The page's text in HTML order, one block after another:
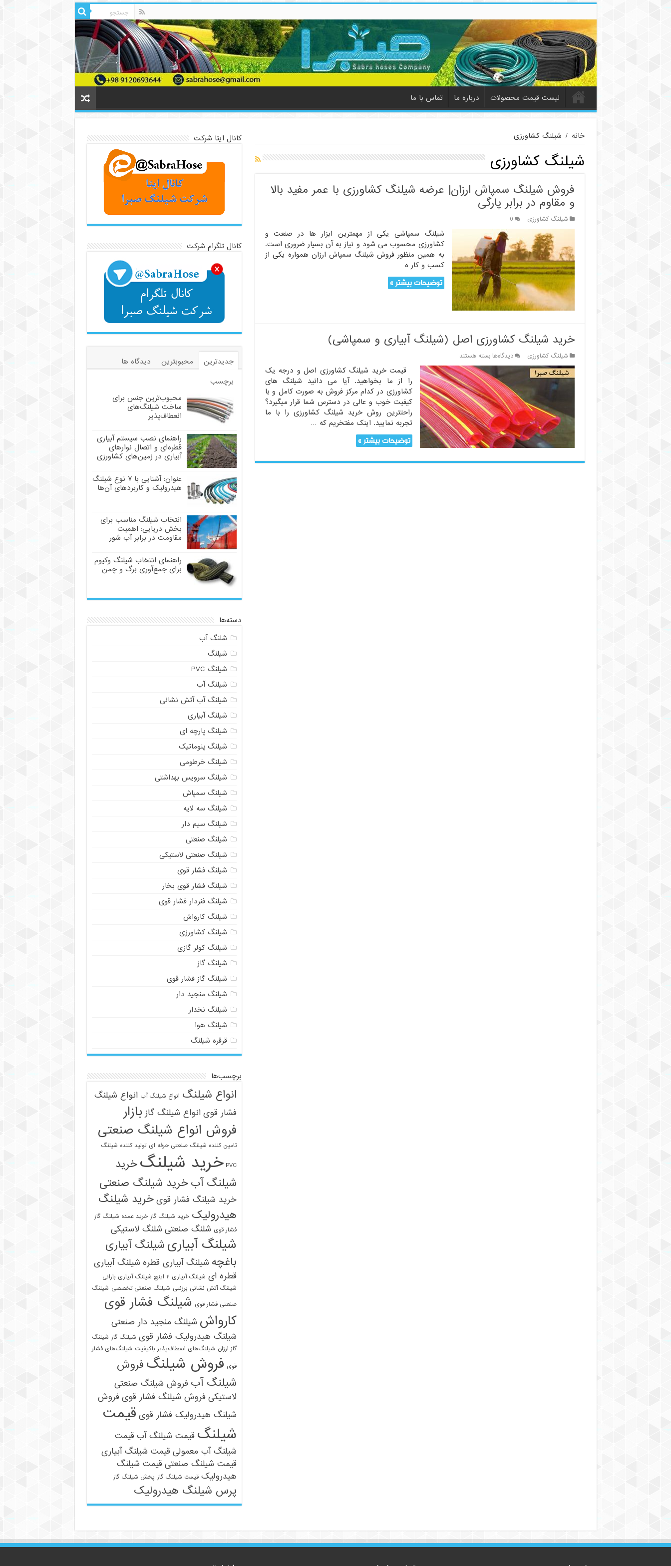
لیست قیمت محصولات درباره ما تماس با ما
خانه / شیلنگ کشاورزی
شیلنگ کشاورزی
فروش شیلنگ سمپاش ارزان| عرضه شیلنگ کشاورزی با عمر مفید بالا
و مقاوم در برابر پارگی
شیلنگ کشاورزی 0
شیلنگ سمپاشی یکی از مهمترین ابزار ها در صنعت و
کشاورزی محسوب می شود و نیاز به آن بسیار ضروری است.
به همین منظور فروش شیلنگ سمپاش ارزان همواره یکی از
کسب و کار ه
توضیحات بیشتر »
خرید شیلنگ کشاورزی اصل (شیلنگ آبیاری و سمپاشی)
شیلنگ کشاورزی دیدگاه‌هابرای
خرید
شیلنگ
کشاورزی
اصل
(شیلنگ
آبیاری
و
سمپاشی)
بسته هستند
قیمت خرید شیلنگ کشاورزی اصل و درجه یک
را از ما بخواهید. آیا می دانید شیلنگ های
کشاورزی در کدام مرکز فروش به صورت کامل و با
کیفیت خوب و عالی در دسترس شما قرار میگیرد؟
راحتترین روش خرید شیلنگ کشاورزی را با ما
تجربه نمایید. اینک مفتخریم که …
توضیحات بیشتر »
کانال ایتا شرکت
کانال تلگرام شرکت
جدیدترین محبوبترین
دیدگاه ها
برچسب
محبوب‌ترین جنس برای
ساخت شیلنگ‌های
انعطاف‌پذیر
راهنمای نصب سیستم آبیاری
قطره‌ای و اتصال نوارهای
آبیاری در زمین‌های کشاورزی
عنوان: آشنایی با ۷ نوع شیلنگ
هیدرولیک و کاربردهای آن‌ها
انتخاب شیلنگ مناسب برای
بخش دریایی: اهمیت
مقاومت در برابر آب شور
راهنمای انتخاب شیلنگ وکیوم
برای جمع‌آوری برگ و چمن
دسته‌ها
شلنگ آب
شیلنگ
شیلنگ PVC
شیلنگ آب
شیلنگ آب آتش نشانی
شیلنگ آبیاری
شیلنگ پارچه ای
شیلنگ پنوماتیک
شیلنگ خرطومی
شیلنگ سرویس بهداشتی
شیلنگ سمپاش
شیلنگ سه لایه
شیلنگ سیم دار
شیلنگ صنعتی
شیلنگ صنعتی لاستیکی
شیلنگ فشار قوی
شیلنگ فشار قوی بخار
شیلنگ فنردار فشار قوی
شیلنگ کارواش
شیلنگ کشاورزی
شیلنگ کولر گازی
شیلنگ گاز
شیلنگ گاز فشار قوی
شیلنگ منجید دار
شیلنگ نخدار
شیلنگ هوا
قرقره شیلنگ
برچسب‌ها
انواع شیلنگ انواع شیلنگ آب انواع شیلنگ
فشار قوی انواع شیلنگ گاز بازار
فروش انواع شیلنگ صنعتی
تامین کننده شیلنگ صنعتی حرفه ای تولید کننده شیلنگ
PVC خرید شیلنگ خرید
شیلنگ آب خرید شیلنگ صنعتی
خرید شیلنگ فشار قوی خرید شیلنگ
هیدرولیک خرید شیلنگ گاز خرید عمده شیلنگ گاز
فشار قوی شلنگ صنعتی شلنگ لاستیکی
شیلنگ آبیاری شیلنگ آبیاری
باغچه شیلنگ آبیاری قطره شیلنگ آبیاری
قطره ای شیلنگ آبیاری ۲ اینچ شیلنگ آبیاری بارانی
شیلنگ آتش نشانی برزنتی شیلنگ صنعتی تخصصی شیلنگ
صنعتی فشار قوی شیلنگ فشار قوی
کارواش شیلنگ منجید دار صنعتی
شیلنگ هیدرولیک فشار قوی شیلنگ گاز شیلنگ
گاز ارزان شیلنگ‌های انعطاف‌پذیر باکیفیت شیلنگ‌های فشار
قوی فروش شیلنگ فروش
شیلنگ آب فروش شیلنگ صنعتی
لاستیکی فروش شیلنگ فشار قوی فروش
شیلنگ هیدرولیک فشار قوی قیمت
شیلنگ قیمت شیلنگ آب قیمت
شیلنگ آب معمولی قیمت شیلنگ آبیاری
قیمت شیلنگ صنعتی قیمت شیلنگ
هیدرولیک قیمت شیلنگ گاز پخش شیلنگ گاز
پرس شیلنگ هیدرولیک